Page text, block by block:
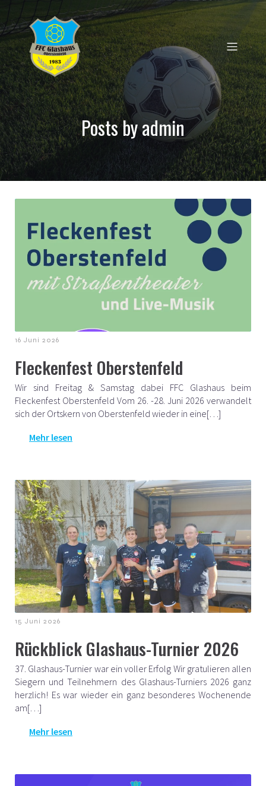
Posts byadmin
16 Juni 2026
Fleckenfest Oberstenfeld
Wir sind Freitag & Samstag dabei FFC Glashaus beim
Fleckenfest Oberstenfeld Vom 26. -28. Juni 2026 verwandelt
sich der Ortskern von Oberstenfeld wieder in eine[…]
Mehr lesen
15 Juni 2026
Rückblick Glashaus-Turnier 2026
37. Glashaus-Turnier war ein voller Erfolg Wir gratulieren allen
Siegern und Teilnehmern des Glashaus-Turniers 2026 ganz
herzlich! Es war wieder ein ganz besonderes Wochenende
am[…]
Mehr lesen